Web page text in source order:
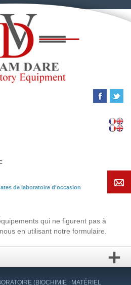
de laboratoire d'occasion
qui ne figurent pas à
en utilisant notre formulaire.
(BIOCHIMIE : MATÉRIEL